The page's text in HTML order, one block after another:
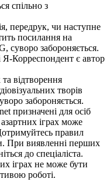
спільно з
передрук, чи наступне
посилання на
суворо забороняється.
Я-Корреспондент є автор
відтворення
творів
забороняється.
призначені для осіб
іграх може
правил
При виявленні перших
до спеціаліста.
іграх не може бути
роботі.